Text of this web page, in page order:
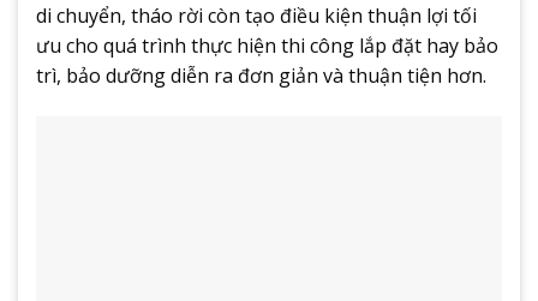
di chuyển, tháo rời còn tạo điều kiện thuận lợi tối
ưu cho quá trình thực hiện thi công lắp đặt hay bảo
trì, bảo dưỡng diễn ra đơn giản và thuận tiện hơn.